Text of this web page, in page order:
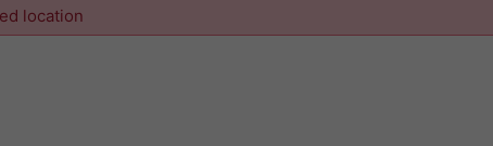
location